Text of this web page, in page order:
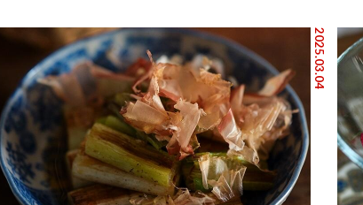
2025.03.04